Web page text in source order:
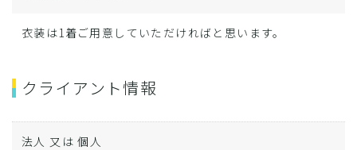
衣装は1着ご用意していただければと思います。
クライアント情報
法人 又は 個人